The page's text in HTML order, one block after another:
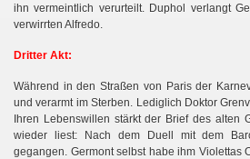
ihn vermeintlich verurteilt. Duphol verlangt
verwirrten Alfredo.
Dritter Akt:
Während in den Straßen von Paris der
und verarmt im Sterben. Lediglich Doktor
Ihren Lebenswillen stärkt der Brief des alten
wieder liest: Nach dem Duell mit dem
gegangen. Germont selbst habe ihm Violettas